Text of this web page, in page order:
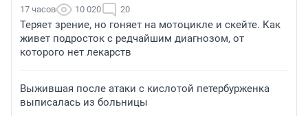
17 часов 10 020 20
Теряет зрение, но гоняет на мотоцикле и скейте. Как
живет подросток с редчайшим диагнозом, от
которого нет лекарств
Выжившая после атаки с кислотой петербурженка
выписалась из больницы